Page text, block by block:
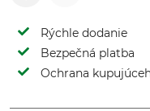
Rýchle dodanie
Bezpečná platba
Ochrana